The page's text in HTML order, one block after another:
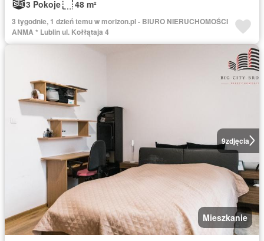
3 Pokoje 48 m²
3 tygodnie, 1 dzień temu w morizon.pl - BIURO NIERUCHOMOŚCI
ANMA * Lublin ul. Kołłątaja 4
9zdjęcia
Mieszkanie